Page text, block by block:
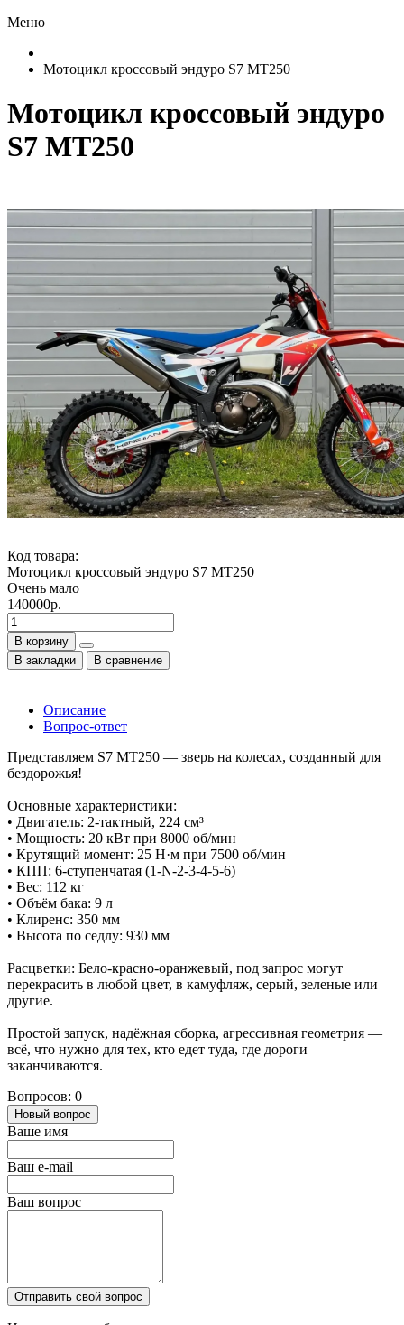
Меню
Мотоцикл кроссовый эндуро S7 MT250
Мотоцикл кроссовый эндуро
S7 MT250
Код товара:
Мотоцикл кроссовый эндуро S7 MT250
Очень мало
140000р.
В корзину
В закладки
В сравнение
Описание
Вопрос-ответ
Представляем S7 MT250 — зверь на колесах, созданный для
бездорожья!
Основные характеристики:
• Двигатель: 2-тактный, 224 см³
• Мощность: 20 кВт при 8000 об/мин
• Крутящий момент: 25 Н·м при 7500 об/мин
• КПП: 6-ступенчатая (1-N-2-3-4-5-6)
• Вес: 112 кг
• Объём бака: 9 л
• Клиренс: 350 мм
• Высота по седлу: 930 мм
Расцветки: Бело-красно-оранжевый, под запрос могут
перекрасить в любой цвет, в камуфляж, серый, зеленые или
другие.
Простой запуск, надёжная сборка, агрессивная геометрия —
всё, что нужно для тех, кто едет туда, где дороги
заканчиваются.
Вопросов: 0
Новый вопрос
Ваше имя
Ваш e-mail
Ваш вопрос
Отправить свой вопрос